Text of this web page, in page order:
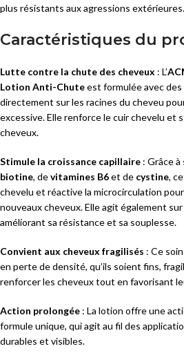
plus résistants aux agressions extérieures.
Caractéristiques du
Lutte contre la chute des cheveux : L’
Lotion Anti-Chuteest formulée avec
directement sur les racines du cheveu
excessive. Elle renforce le cuir chevelu et
cheveux.
Stimule la croissance capillaire : Grâce
biotine, devitamines B6et de cystine,
chevelu et réactive la microcirculation
nouveaux cheveux. Elle agit également
améliorant sa résistance et sa souplesse.
Convient aux cheveux fragilisés : Ce
en perte de densité, qu’ils soient fins,
renforcer les cheveux tout en favorisant
Action prolongée : La lotion offre une
formule unique, qui agit au fil des
durables et visibles.